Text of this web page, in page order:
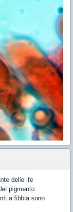
delle ife
pigmento
a fibbia sono